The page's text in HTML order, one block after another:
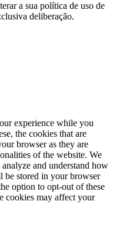
a sua política de uso de
deliberação.
experience while you
the cookies that are
browser as they are
of the website. We
and understand how
be stored in your browser
option to opt-out of these
cookies may affect your